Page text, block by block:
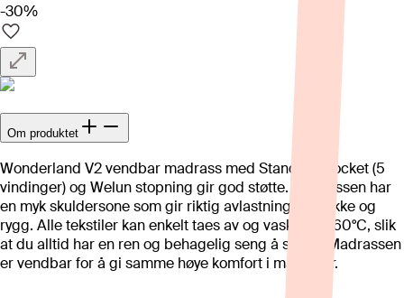
-30%
Om produktet
Wonderland V2 vendbar madrass med Standard Pocket (5
vindinger) og Welun stopning gir god støtte. Madrassen har
en myk skuldersone som gir riktig avlastning for nakke og
rygg. Alle tekstiler kan enkelt taes av og vaskes på 60°C, slik
at du alltid har en ren og behagelig seng å sove i. Madrassen
er vendbar for å gi samme høye komfort i mange år.